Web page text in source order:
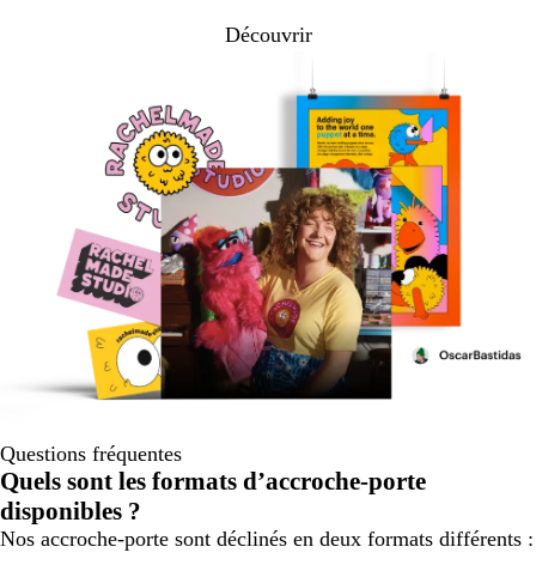
Découvrir
Questions fréquentes
Quels sont les formats d’accroche-porte
disponibles ?
Nos accroche-porte sont déclinés en deux formats différents :